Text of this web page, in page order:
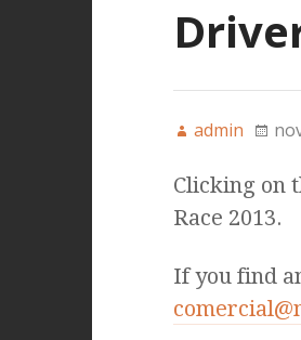
admin
Clicking on
Race 2013.
If you find